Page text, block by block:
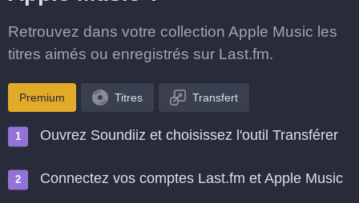
Retrouvez dans votre collection Apple Music les
titres aimés ou enregistrés sur Last.fm.
Premium Titres Transfert
Ouvrez Soundiiz et choisissez l'outil Transférer
Connectez vos comptes Last.fm et Apple Music